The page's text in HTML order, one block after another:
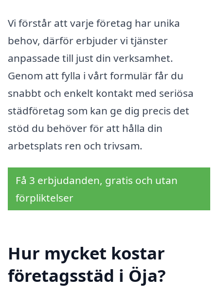
Vi förstår att varje företag har unika
behov, därför erbjuder vi tjänster
anpassade till just din verksamhet.
Genom att fylla i vårt formulär får du
snabbt och enkelt kontakt med seriösa
städföretag som kan ge dig precis det
stöd du behöver för att hålla din
arbetsplats ren och trivsam.
Få 3 erbjudanden, gratis och utan
förpliktelser
Hur mycket kostar
företagsstäd i Öja?